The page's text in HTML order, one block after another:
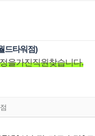
드타워점)
을가진직원찾습니다.